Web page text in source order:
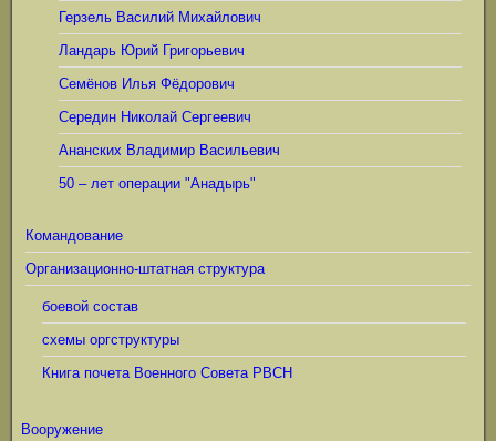
Герзель Василий Михайлович
Ландарь Юрий Григорьевич
Семёнов Илья Фёдорович
Середин Николай Сергеевич
Ананских Владимир Васильевич
50 – лет операции "Анадырь"
Командование
Организационно-штатная структура
боевой состав
схемы оргструктуры
Книга почета Военного Совета РВСН
Вооружение